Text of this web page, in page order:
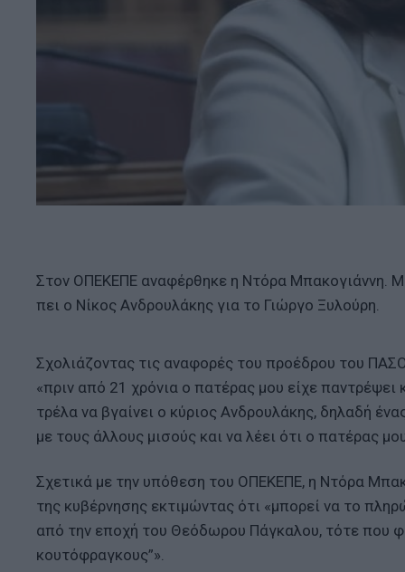
Στον ΟΠΕΚΕΠΕ αναφέρθηκε η Ντόρα Μπακογιάννη.
πει ο Νίκος Ανδρουλάκης για το Γιώργο Ξυλούρη.
Σχολιάζοντας τις αναφορές του προέδρου του
«πριν από 21 χρόνια ο πατέρας μου είχε
τρέλα να βγαίνει ο κύριος Ανδρουλάκης, δηλαδή
με τους άλλους μισούς και να λέει ότι ο πατέρας
Σχετικά με την υπόθεση του ΟΠΕΚΕΠΕ, η Ντόρα
της κυβέρνησης εκτιμώντας ότι «μπορεί να το
από την εποχή του Θεόδωρου Πάγκαλου, τότε που
κουτόφραγκους”».